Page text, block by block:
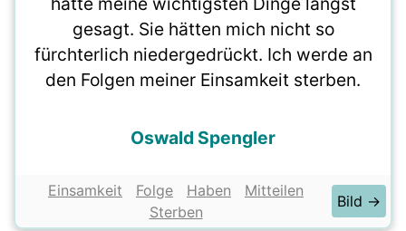
gesagt. Sie hätten mich nicht so
fürchterlich niedergedrückt. Ich werde an
den Folgen meiner Einsamkeit sterben.
Oswald Spengler
Einsamkeit Folge Haben
Mitteilen
Sterben
Bild →